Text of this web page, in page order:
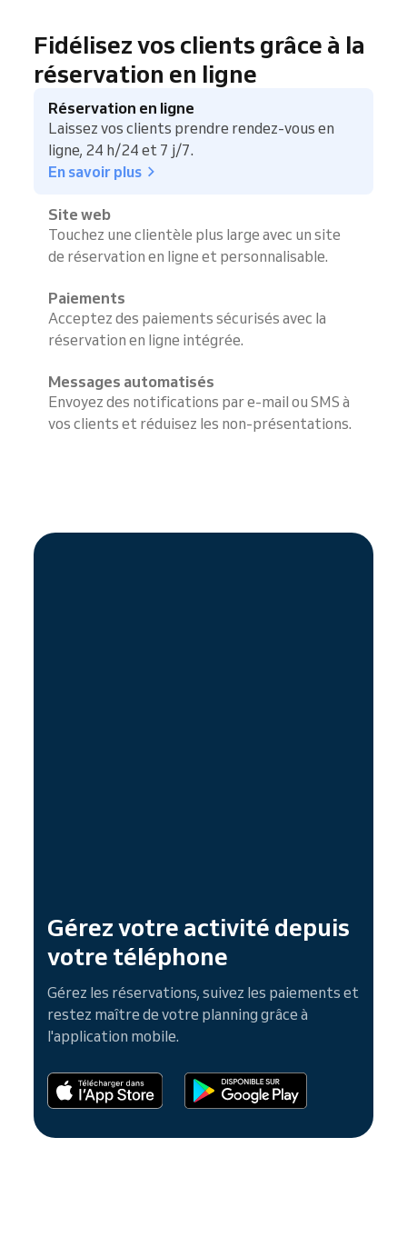
Fidélisez vos clients grâce à la
réservation en ligne
Réservation en ligne
Laissez vos clients prendre rendez-vous en
ligne, 24 h/24 et 7 j/7.
En savoir plus
Site web
Touchez une clientèle plus large avec un site
de réservation en ligne et personnalisable.
Paiements
Acceptez des paiements sécurisés avec la
réservation en ligne intégrée.
Messages automatisés
Envoyez des notifications par e-mail ou SMS à
vos clients et réduisez les non-présentations.
Gérez votre activité depuis
votre téléphone
Gérez les réservations, suivez les paiements et
restez maître de votre planning grâce à
l'application mobile.